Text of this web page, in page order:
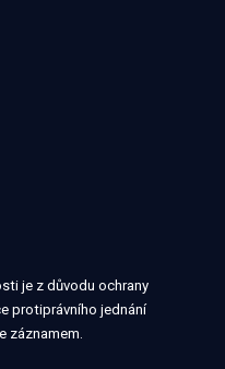
je z důvodu ochrany
protiprávního jednání
záznamem.